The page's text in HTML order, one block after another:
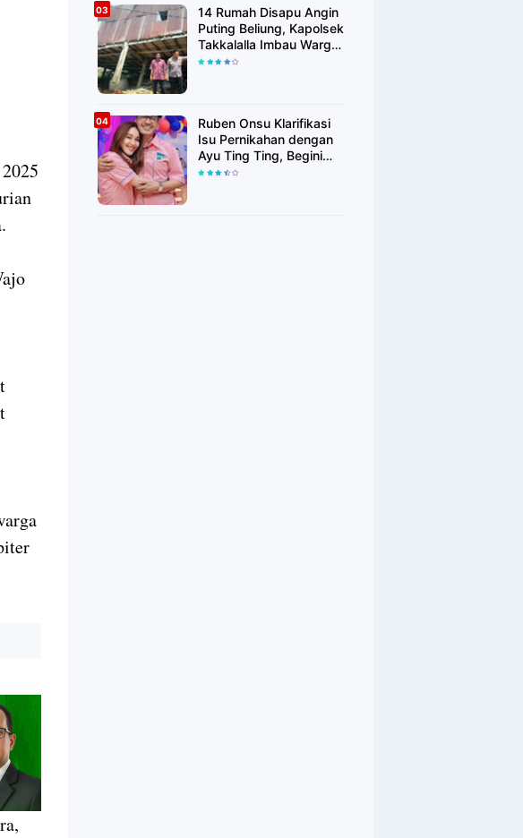
14 Rumah Disapu Angin
Puting Beliung, Kapolsek
Takkalalla Imbau Warga
Waspada Cuaca
Ruben Onsu Klarifikasi
Isu Pernikahan dengan
Ayu Ting Ting, Begini
Faktanya